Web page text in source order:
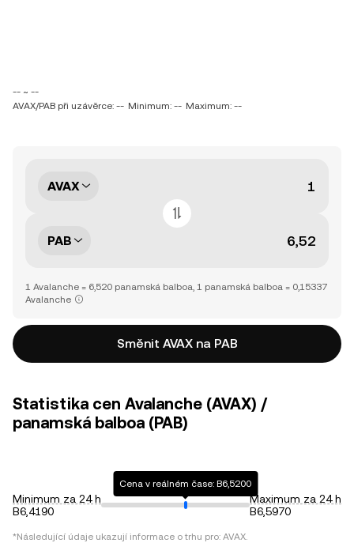
-- ~ --
AVAX/PAB při uzávěrce: -- Minimum: -- Maximum: --
AVAX
PAB
1 Avalanche = 6,520 panamská balboa, 1 panamská balboa = 0,15337
Avalanche
Směnit AVAX na PAB
Statistika cen Avalanche (AVAX) /
panamská balboa (PAB)
Minimum za 24 h
B6,4190
Cena v reálném čase: B6,5200
Maximum za 24 h
B6,5970
*Následující údaje ukazují informace o trhu pro: AVAX.